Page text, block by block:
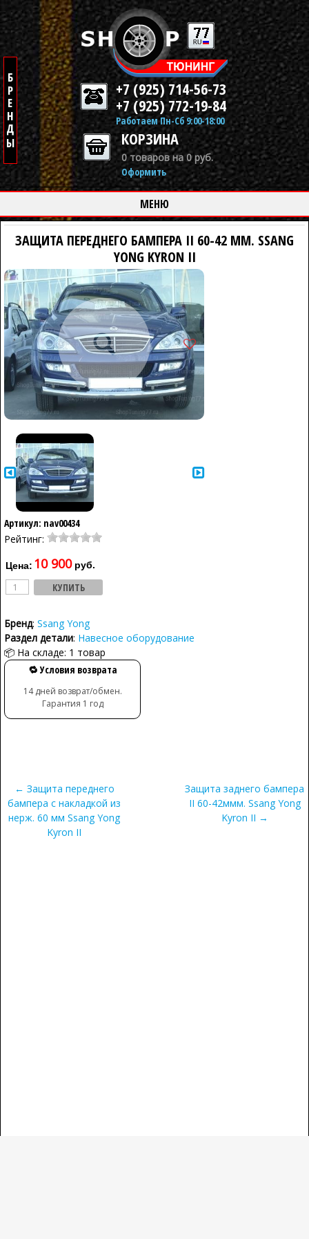
+7 (925) 714-56-73
+7 (925) 772-19-84
Работаем Пн-Сб 9:00-18:00
КОРЗИНА
0 товаров на 0 руб.
Оформить
МЕНЮ
ЗАЩИТА ПЕРЕДНЕГО БАМПЕРА II 60-42 ММ. SSANG
YONG KYRON II
Артикул: nav00434
Рейтинг:
Цена: 10 900руб.
Бренд: Ssang Yong
Раздел детали: Навесное оборудование
📦 На складе: 1 товар
🔁 Условия возврата
14 дней возврат/обмен.
Гарантия 1 год
← Защита переднего
бампера с накладкой из
нерж. 60 мм Ssang Yong
Kyron II
Защита заднего бампера
II 60-42ммм. Ssang Yong
Kyron II →